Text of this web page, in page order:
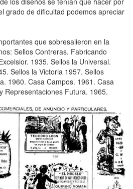
grado de dificultad podemos apreciar
que sobresalieron en la
Sellos Contreras. Fabricando
1935. Sellos la Universal.
Sellos la Victoria 1957. Sellos
1960. Casa Campos. 1961. Casa
Representaciones Futura. 1965.